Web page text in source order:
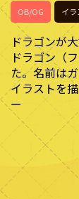
OB/OG イラ
ドラゴンが
ドラゴン（
た。名前は
イラストを
ー